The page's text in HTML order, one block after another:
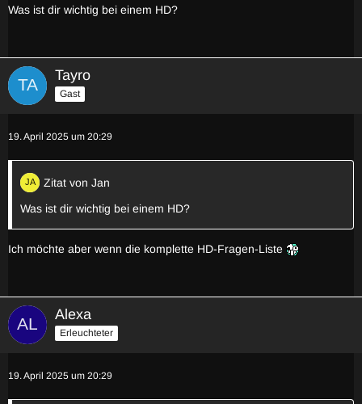
Was ist dir wichtig bei einem HD?
Tayro
Gast
19. April 2025 um 20:29
Zitat von Jan
Was ist dir wichtig bei einem HD?
Ich möchte aber wenn die komplette HD-Fragen-Liste
Alexa
Erleuchteter
19. April 2025 um 20:29